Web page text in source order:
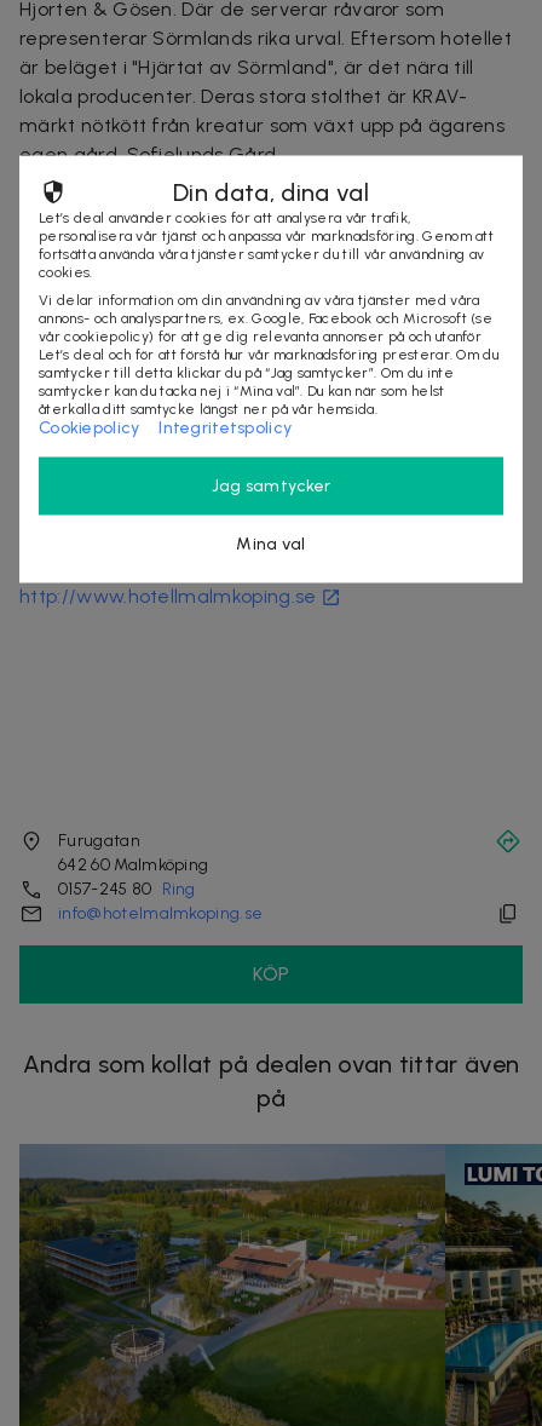
Hjorten & Gösen. Där de serverar råvaror som
representerar Sörmlands rika urval. Eftersom hotellet
är beläget i "Hjärtat av Sörmland", är det nära till
lokala producenter. Deras stora stolthet är KRAV-
märkt nötkött från kreatur som växt upp på ägarens
egen gård, Sofielunds Gård.
De har även närhet till den populära golfbanan
golfbana och Sörmlandsleden.
Hotellet disponerar över 45 rum - 23 dubbelrum i olika
storlekar, 2 familjerum och 20 enkelrum, med totalt
70 bäddar. Rummen är smakfullt inredda, inklusive
helkaklade badrum
middag frukost boende sport
Säljes av
http://www.hotellmalmkoping.se
Furugatan
642 60 Malmköping
0157-245 80 Ring
info@hotelmalmkoping.se
KÖP
Andra som kollat på dealen ovan tittar även
på
Din data, dina val
Let’s deal använder cookies för att analysera vår trafik,
personalisera vår tjänst och anpassa vår marknadsföring. Genom att
fortsätta använda våra tjänster samtycker du till vår användning av
cookies.
Vi delar information om din användning av våra tjänster med våra
annons- och analyspartners, ex. Google, Facebook och Microsoft (se
vår cookiepolicy) för att ge dig relevanta annonser på och utanför
Let’s deal och för att förstå hur vår marknadsföring presterar. Om du
samtycker till detta klickar du på “Jag samtycker”. Om du inte
samtycker kan du tacka nej i “Mina val”. Du kan när som helst
återkalla ditt samtycke längst ner på vår hemsida.
Cookiepolicy Integritetspolicy
Jag samtycker
Mina val